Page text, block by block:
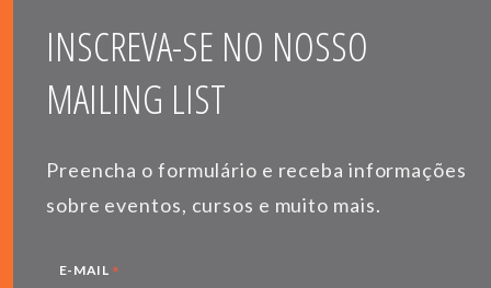
INSCREVA-SE NO NOSSO
MAILING LIST
Preencha o formulário e receba informações
sobre eventos, cursos e muito mais.
E-MAIL *